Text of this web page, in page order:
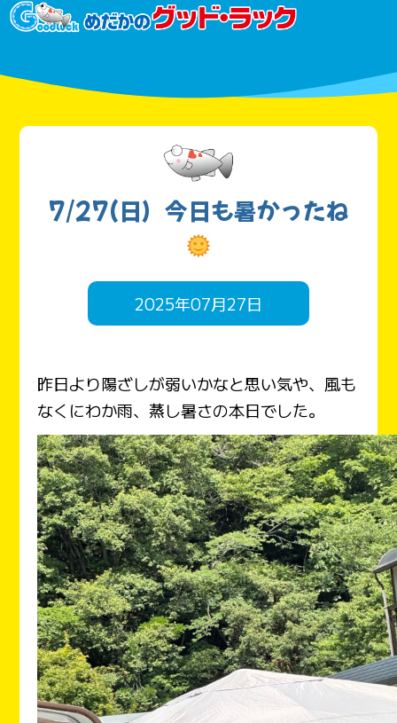
7/27(日）今日も暑かったね
2025年07月27日
昨日より陽ざしが弱いかなと思い気や、風も
なくにわか雨、蒸し暑さの本日でした。